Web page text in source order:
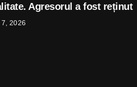
Agresorul a fost reținut
2026